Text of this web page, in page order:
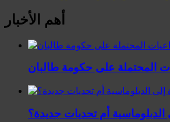
أهم الأخبار
المحتملة على حكومة طالبان
الدبلوماسية أم تحديات جديدة؟